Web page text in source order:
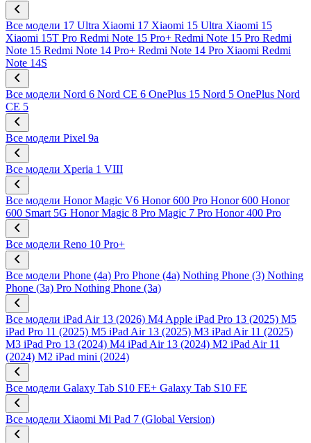
Все модели 17 Ultra Xiaomi 17 Xiaomi 15 Ultra Xiaomi 15
Xiaomi 15T Pro Redmi Note 15 Pro+ Redmi Note 15 Pro Redmi
Note 15 Redmi Note 14 Pro+ Redmi Note 14 Pro Xiaomi Redmi
Note 14S
Все модели Nord 6 Nord CE 6 OnePlus 15 Nord 5 OnePlus Nord
CE 5
Все модели Pixel 9a
Все модели Xperia 1 VIII
Все модели Honor Magic V6 Honor 600 Pro Honor 600 Honor
600 Smart 5G Honor Magic 8 Pro Magic 7 Pro Honor 400 Pro
Все модели Reno 10 Pro+
Все модели Phone (4a) Pro Phone (4a) Nothing Phone (3) Nothing
Phone (3a) Pro Nothing Phone (3a)
Все модели iPad Air 13 (2026) M4 Apple iPad Pro 13 (2025) M5
iPad Pro 11 (2025) M5 iPad Air 13 (2025) M3 iPad Air 11 (2025)
M3 iPad Pro 13 (2024) M4 iPad Air 13 (2024) M2 iPad Air 11
(2024) M2 iPad mini (2024)
Все модели Galaxy Tab S10 FE+ Galaxy Tab S10 FE
Все модели Xiaomi Mi Pad 7 (Global Version)